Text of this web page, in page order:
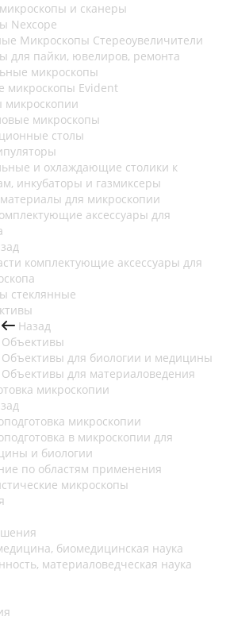
и сканеры
Nexcope
Микроскопы Стереоувеличители
для пайки, ювелиров, ремонта
микроскопы
микроскопы Evident
микроскопы
столы
и охлаждающие столики к
инкубаторы и газмиксеры
для микроскопии
аксессуары для
комплектующие аксессуары для
стеклянные
Назад
Объективы
Объективы для биологии и медицины
Объективы для материаловедения
микроскопии
микроскопии
в микроскопии для
и биологии
по областям применения
микроскопы
биомедицинская наука
материаловедческая наука